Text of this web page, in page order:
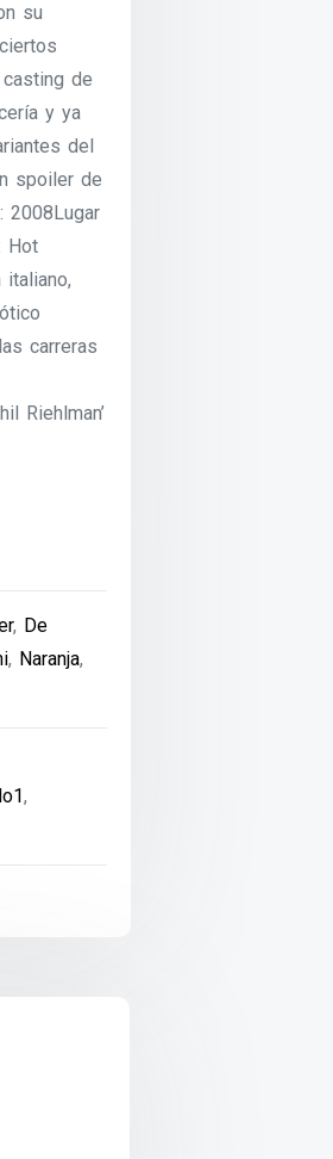
su
de
y ya
del
spoiler de
2008Lugar
Hot
italiano,
carreras
Riehlman’
, De
, Naranja,
,